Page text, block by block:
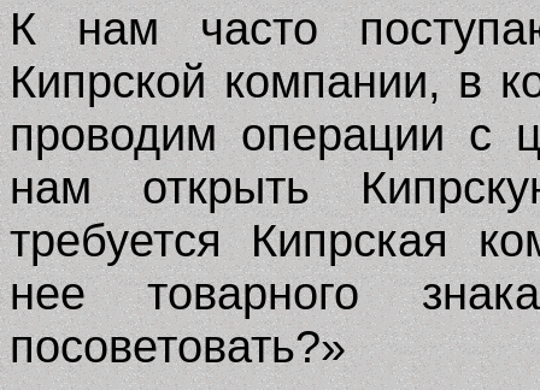
К нам часто
Кипрской компании, в
проводим операции с
нам открыть
требуется Кипрская
нее товарного
посоветовать?»